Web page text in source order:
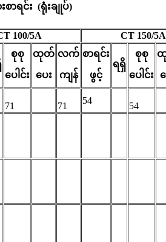
းစာရင်း (ရုံးချုပ်)
100/5A
CT 150/5A
စုစု
ပေါင်း
ထုတ်
ပေး
လက်
ကျန်
စာရင်း
ဖွင့်
ရရှိ
စုစု
ပေါင်း
71 71
54
54